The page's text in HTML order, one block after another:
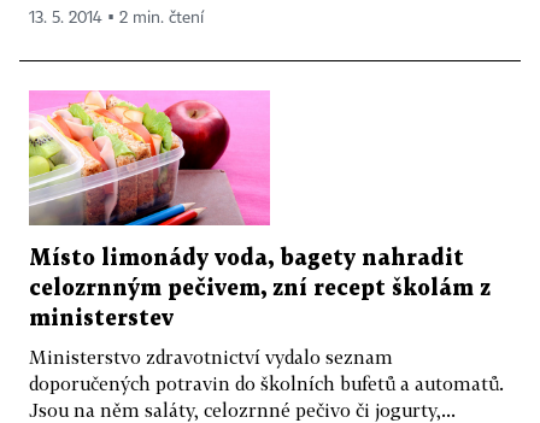
13. 5. 2014 ▪ 2 min. čtení
Místo limonády voda, bagety nahradit
celozrnným pečivem, zní recept školám z
ministerstev
Ministerstvo zdravotnictví vydalo seznam
doporučených potravin do školních bufetů a automatů.
Jsou na něm saláty, celozrnné pečivo či jogurty,...